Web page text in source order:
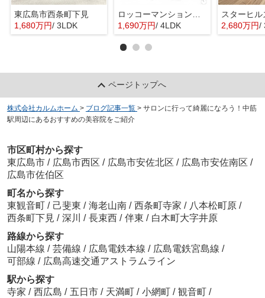
東広島市西条町下見
1,680万円/ 3LDK
1,690万円/ 4LDK
スターヒ
2,680万円/
ページトップへ
株式会社カルムホーム > ブログ記事一覧 > サロンに行って綺麗になろう！中筋
駅周辺にあるおすすめの美容院をご紹介
市区町村から探す
東広島市 / 広島市西区 / 広島市安佐北区 / 広島市安佐南区 /
広島市佐伯区
町名から探す
東観音町 / 己斐東 / 海老山南 / 西条町寺家 / 八本松町原 /
西条町下見 / 深川 / 長束西 / 伴東 / 白木町大字井原
路線から探す
山陽本線 / 芸備線 / 広島電鉄本線 / 広島電鉄宮島線 /
可部線 / 広島高速交通アストラムライン
駅から探す
寺家 / 西広島 / 五日市 / 天満町 / 小網町 / 観音町 /